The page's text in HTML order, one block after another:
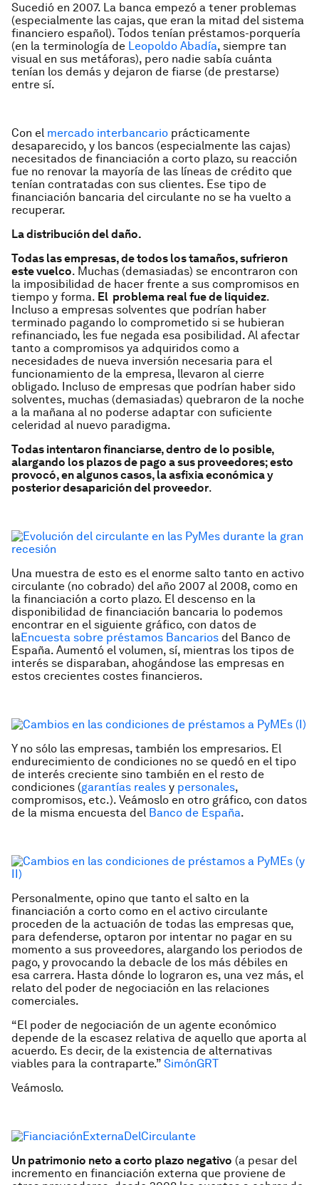
Sucedió en 2007. La banca empezó a tener problemas
(especialmente las cajas, que eran la mitad del sistema
financiero español). Todos tenían préstamos-porquería
(en la terminología de Leopoldo Abadía, siempre tan
visual en sus metáforas), pero nadie sabía cuánta
tenían los demás y dejaron de fiarse (de prestarse)
entre sí.
Con el mercado interbancario prácticamente
desaparecido, y los bancos (especialmente las cajas)
necesitados de financiación a corto plazo, su reacción
fue no renovar la mayoría de las líneas de crédito que
tenían contratadas con sus clientes. Ese tipo de
financiación bancaria del circulante no se ha vuelto a
recuperar.
La distribución del daño.
Todas las empresas, de todos los tamaños, sufrieron
este vuelco. Muchas (demasiadas) se encontraron con
la imposibilidad de hacer frente a sus compromisos en
tiempo y forma. El problema real fue de liquidez.
Incluso a empresas solventes que podrían haber
terminado pagando lo comprometido si se hubieran
refinanciado, les fue negada esa posibilidad. Al afectar
tanto a compromisos ya adquiridos como a
necesidades de nueva inversión necesaria para el
funcionamiento de la empresa, llevaron al cierre
obligado. Incluso de empresas que podrían haber sido
solventes, muchas (demasiadas) quebraron de la noche
a la mañana al no poderse adaptar con suficiente
celeridad al nuevo paradigma.
Todas intentaron financiarse, dentro de lo posible,
alargando los plazos de pago a sus proveedores; esto
provocó, en algunos casos, la asfixia económica y
posterior desaparición del proveedor.
Una muestra de esto es el enorme salto tanto en activo
circulante (no cobrado) del año 2007 al 2008, como en
la financiación a corto plazo. El descenso en la
disponibilidad de financiación bancaria lo podemos
encontrar en el siguiente gráfico, con datos de
laEncuesta sobre préstamos Bancarios del Banco de
España. Aumentó el volumen, sí, mientras los tipos de
interés se disparaban, ahogándose las empresas en
estos crecientes costes financieros.
Y no sólo las empresas, también los empresarios. El
endurecimiento de condiciones no se quedó en el tipo
de interés creciente sino también en el resto de
condiciones (garantías reales y personales,
compromisos, etc.). Veámoslo en otro gráfico, con datos
de la misma encuesta del Banco de España.
Personalmente, opino que tanto el salto en la
financiación a corto como en el activo circulante
proceden de la actuación de todas las empresas que,
para defenderse, optaron por intentar no pagar en su
momento a sus proveedores, alargando los periodos de
pago, y provocando la debacle de los más débiles en
esa carrera. Hasta dónde lo lograron es, una vez más, el
relato del poder de negociación en las relaciones
comerciales.
“El poder de negociación de un agente económico
depende de la escasez relativa de aquello que aporta al
acuerdo. Es decir, de la existencia de alternativas
viables para la contraparte.” SimónGRT
Veámoslo.
Un patrimonio neto a corto plazo negativo (a pesar del
incremento en financiación externa que proviene de